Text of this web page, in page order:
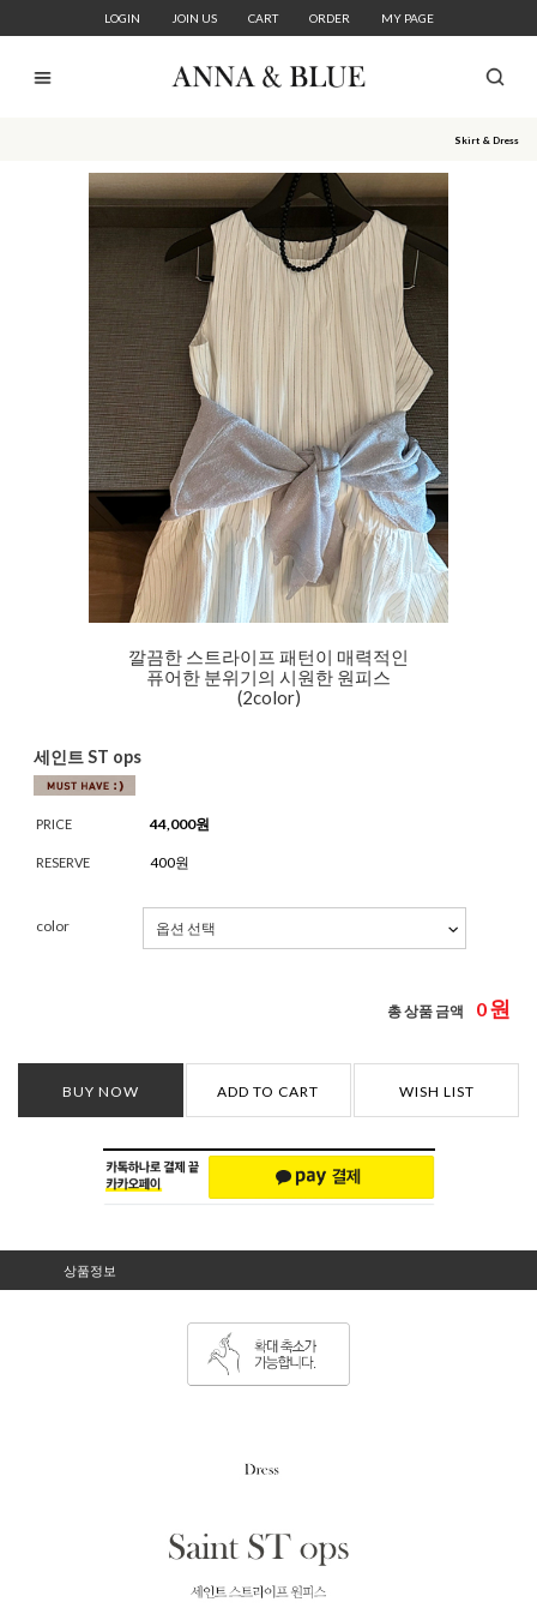
LOGIN JOIN US CART ORDER MY PAGE
Skirt & Dress
깔끔한 스트라이프 패턴이 매력적인
퓨어한 분위기의 시원한 원피스
(2color)
세인트 ST ops
PRICE 44,000원
RESERVE 400원
color
총 상품 금액 0원
BUY NOW ADD TO CART WISH LIST
상품정보